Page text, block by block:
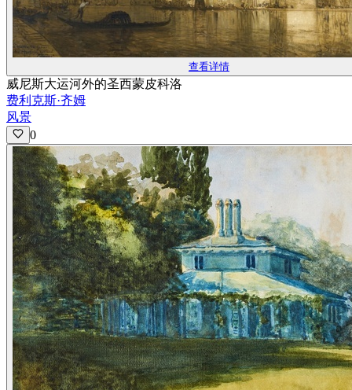
查看详情
威尼斯大运河外的圣西蒙皮科洛
费利克斯·齐姆
风景
0